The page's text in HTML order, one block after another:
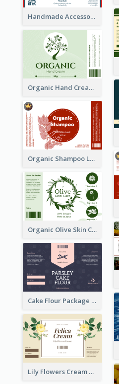
Handmade Accessories Label
Organic Hand Cream Label
Organic Shampoo Label
Organic Olive Skin Care Label
Cake Flour Package Label
Lily Flowers Cream Product Label